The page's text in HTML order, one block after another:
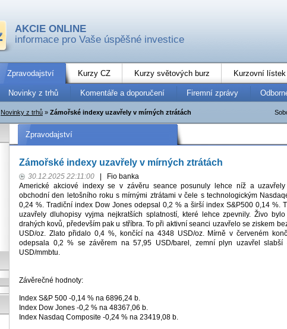
AKCIE ONLINE
informace pro Vaše úspěšné investice
Zpravodajství Kurzy CZ Kurzy světových burz Kurzovní lístek
Novinky z trhů Komentáře a doporučení Firemní zprávy
Novinky z trhů » Zámořské indexy uzavřely v mírných ztrátách
Zpravodajství
Zámořské indexy uzavřely v mírných ztrátách
30.12.2025 22:11:00
Fio banka
Americké akciové indexy se v závěru seance posunuly lehce níž a
obchodní den letošního roku s mírnými ztrátami v čele s technologickým
0,24 %. Tradiční index Dow Jones odepsal 0,2 % a širší index S&P500 0,14 %.
uzavřely dluhopisy vyjma nejkratších splatností, které lehce zpevnily. Živo
drahých kovů, především pak u stříbra. To při aktivní seanci uzavřelo se ziskem
USD/oz. Zlato přidalo 0,4 %, končící na 4348 USD/oz. Mírně v červeném
odepsala 0,2 % se závěrem na 57,95 USD/barel, zemní plyn uzavřel
USD/mmbtu.
Závěrečné hodnoty:
Index S&P 500 -0,14 % na 6896,24 b.
Index Dow Jones -0,2 % na 48367,06 b.
Index Nasdaq Composite -0,24 % na 23419,08 b.